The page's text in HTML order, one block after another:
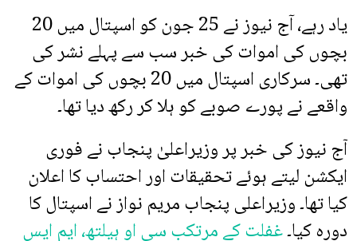
یاد رہے، آج نیوز نے 25 جون کو اسپتال میں 20
بچوں کی اموات کی خبر سب سے پہلے نشر کی
تھی۔ سرکاری اسپتال میں 20 بچوں کی اموات کے
واقعے نے پورے صوبے کو ہلا کر رکھ دیا تھا۔
آج نیوز کی خبر پر وزیراعلیٰ پنجاب نے فوری
ایکشن لیتے ہوئے تحقیقات اور احتساب کا اعلان
کیا تھا۔ وزیراعلی پنجاب مریم نواز نے اسپتال کا
دورہ کیا۔غفلت کے مرتکب سی او ہیلتھ، ایم ایس